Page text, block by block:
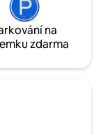
na
zdarma